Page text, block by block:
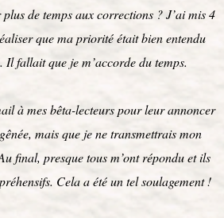
de temps aux corrections ? J’ai mis 4
que ma priorité était bien entendu
fallait que je m’accorde du temps.
à mes bêta-lecteurs pour leur annoncer
mais que je ne transmettrais mon
final, presque tous m’ont répondu et ils
Cela a été un tel soulagement !